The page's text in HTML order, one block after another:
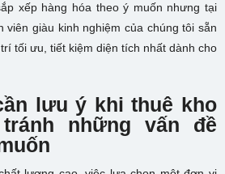
xếp hàng hóa theo ý muốn nhưng tại
viên giàu kinh nghiệm của chúng tôi sẵn
tối ưu, tiết kiệm diện tích nhất dành cho
lưu ý khi thuê kho
những vấn đề